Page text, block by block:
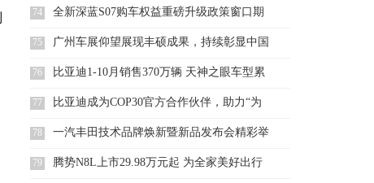
74
全新深蓝S07购车权益重磅升级政策窗口期
抢占智
75
广州车展仰望展现丰硕成果，持续彰显中国
豪华品牌
76 比亚迪1-10月销售370万辆 天神之眼车型累
77
比亚迪成为COP30官方合作伙伴，助力“为
地球
78
一汽丰田技术品牌焕新暨新品发布会精彩举
行
79 腾势N8L上市29.98万元起 为全家美好出行